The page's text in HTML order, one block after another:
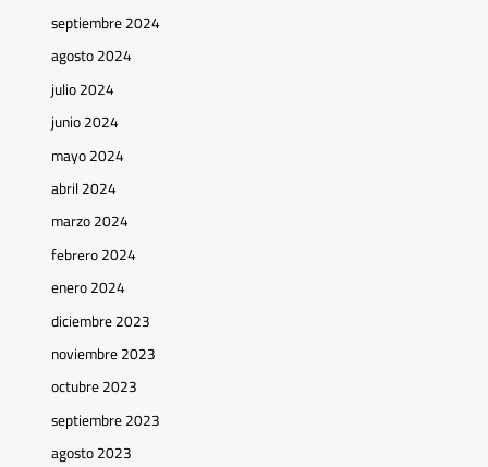
septiembre 2024
agosto 2024
julio 2024
junio 2024
mayo 2024
abril 2024
marzo 2024
febrero 2024
enero 2024
diciembre 2023
noviembre 2023
octubre 2023
septiembre 2023
agosto 2023